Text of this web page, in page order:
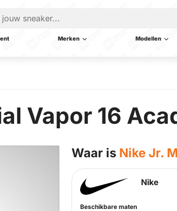
Merken Modellen
Vapor 16
Waar is Nike Jr.
Nike
Beschikbare maten